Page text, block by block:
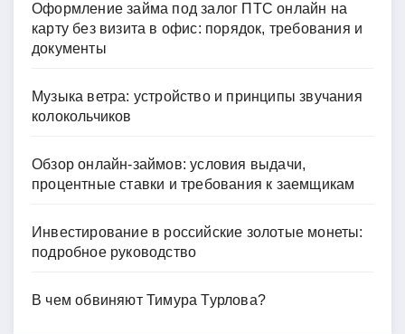
Оформление займа под залог ПТС онлайн на
карту без визита в офис: порядок, требования и
документы
Музыка ветра: устройство и принципы звучания
колокольчиков
Обзор онлайн-займов: условия выдачи,
процентные ставки и требования к заемщикам
Инвестирование в российские золотые монеты:
подробное руководство
В чем обвиняют Тимура Турлова?